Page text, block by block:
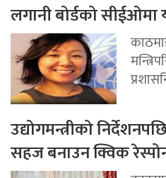
लगानी बोर्डको सीईओमा
उद्योगमन्त्रीको
सहज बनाउन क्विक